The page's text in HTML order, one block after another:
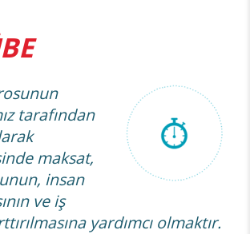
tarafından
maksat,
insan
ve iş
yardımcı olmaktır.